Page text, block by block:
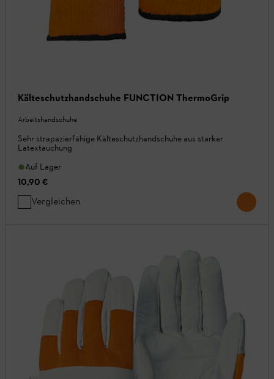
Kälteschutzhandschuhe FUNCTION ThermoGrip
Arbeitshandschuhe
Sehr strapazierfähige Kälteschutzhandschuhe aus starker
Latextauchung
Auf Lager
10,90 €
Vergleichen